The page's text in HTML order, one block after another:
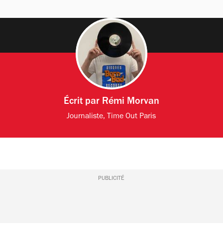
Écrit par Rémi Morvan
Journaliste, Time Out Paris
PUBLICITÉ